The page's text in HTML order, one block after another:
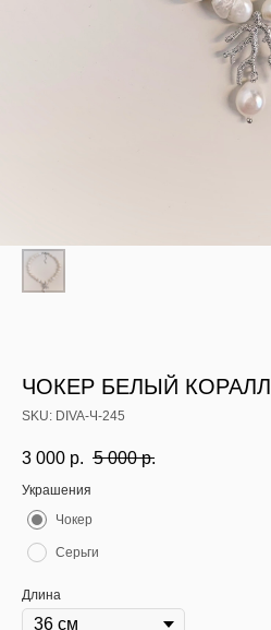
ЧОКЕР БЕЛЫЙ КОРАЛЛ
SKU: DIVA-Ч-245
3 000 р. 5 000 р.
Украшения
Чокер
Серьги
Длина